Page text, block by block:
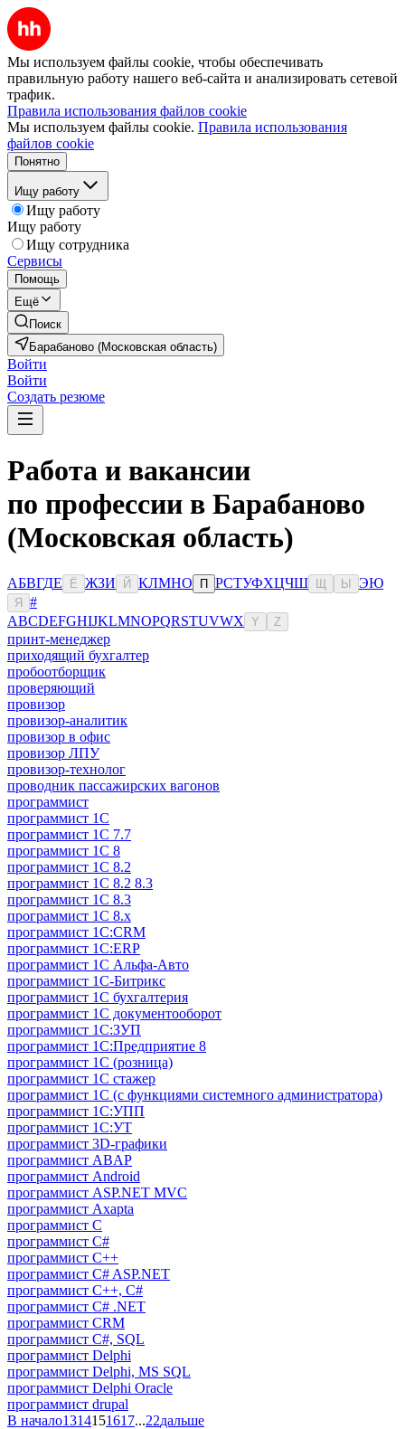
Мы используем файлы cookie, чтобы обеспечивать
правильную работу нашего веб-сайта и анализировать сетевой
трафик.
Правила использования файлов cookie
Мы используем файлы cookie. Правила использования
файлов cookie
Понятно
Ищу работу
Ищу работу
Ищу работу
Ищу сотрудника
Сервисы
Помощь
Ещё
Поиск
Барабаново (Московская область)
Войти
Войти
Создать резюме
Работа и вакансии
по профессии в Барабаново
(Московская область)
АБВГДЕ Ё ЖЗИ Й КЛМНО П РСТУФХЦЧШ Ы ЭЮ
Я
#
ABCDEFGHIJKLMNOPQRSTUVWX Y Z
принт-менеджер
приходящий бухгалтер
пробоотборщик
проверяющий
провизор
провизор-аналитик
провизор в офис
провизор ЛПУ
провизор-технолог
проводник пассажирских вагонов
программист
программист 1C
программист 1C 7.7
программист 1C 8
программист 1C 8.2
программист 1С 8.2 8.3
программист 1С 8.3
программист 1С 8.х
программист 1С:CRM
программист 1С:ERP
программист 1С Альфа-Авто
программист 1С-Битрикс
программист 1С бухгалтерия
программист 1С документооборот
программист 1С:ЗУП
программист 1С:Предприятие 8
программист 1С (розница)
программист 1С стажер
программист 1С (с функциями системного администратора)
программист 1С:УПП
программист 1С:УТ
программист 3D-графики
программист ABAP
программист Android
программист ASP.NET MVC
программист Axapta
программист C
программист C#
программист C++
программист C# ASP.NET
программист C++, C#
программист C# .NET
программист CRM
программист C#, SQL
программист Delphi
программист Delphi, MS SQL
программист Delphi Oracle
программист drupal
В начало1314151617...22дальше